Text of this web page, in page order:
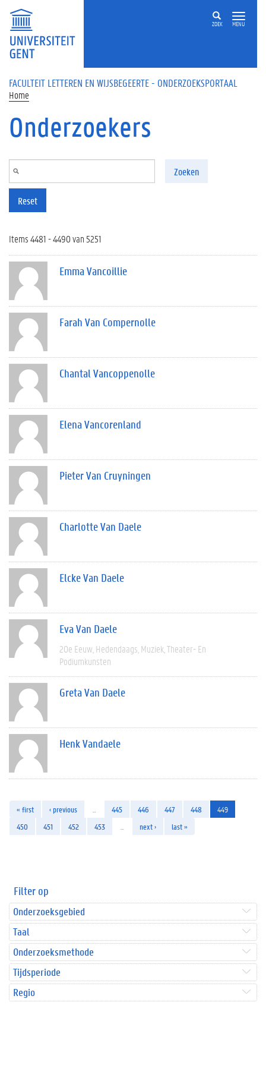
Overslaan en naar de inhoud gaan
ZOEK MENU
FACULTEIT LETTEREN EN WIJSBEGEERTE - ONDERZOEKSPORTAAL
Home
Onderzoekers
Zoeken
Reset
Items 4481 - 4490 van 5251
Emma Vancoillie
Farah Van Compernolle
Chantal Vancoppenolle
Elena Vancorenland
Pieter Van Cruyningen
Charlotte Van Daele
Elcke Van Daele
Eva Van Daele
20e Eeuw Hedendaags Muziek Theater- En
Podiumkunsten
Greta Van Daele
Henk Vandaele
« first ‹ previous 445 446 447 448
449
450
451 452 453 next › last »
Filter op
Onderzoeksgebied
Taal
Onderzoeksmethode
Tijdsperiode
Regio